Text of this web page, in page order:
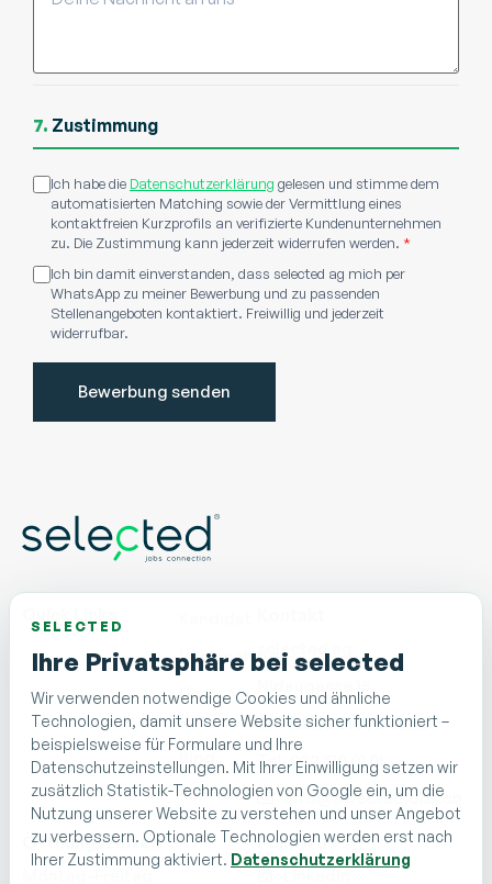
7. Zustimmung
Ich habe die Datenschutzerklärung gelesen und stimme dem
automatisierten Matching sowie der Vermittlung eines
kontaktfreien Kurzprofils an verifizierte Kundenunternehmen
zu. Die Zustimmung kann jederzeit widerrufen werden. *
Ich bin damit einverstanden, dass selected ag mich per
WhatsApp zu meiner Bewerbung und zu passenden
Stellenangeboten kontaktiert. Freiwillig und jederzeit
widerrufbar.
Unternehmen
Über
Uns
Blog
Kontakt
selected ag
CH - 2502 Biel/Bienne
Tel. 032 510 01 01
info@selectedjobs.ch
Öffnungszeiten Follow us
SELECTED
Ihre Privatsphäre bei selected
Wir verwenden notwendige Cookies und ähnliche
Technologien, damit unsere Website sicher funktioniert –
beispielsweise für Formulare und Ihre
Datenschutzeinstellungen. Mit Ihrer Einwilligung setzen wir
zusätzlich Statistik-Technologien von Google ein, um die
Nutzung unserer Website zu verstehen und unser Angebot
zu verbessern. Optionale Technologien werden erst nach
Ihrer Zustimmung aktiviert. Datenschutzerklärung